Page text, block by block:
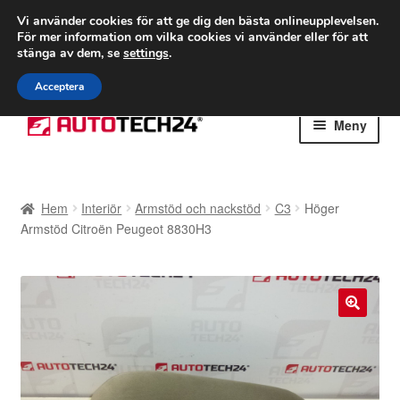
FRAKT från 75 kr
Världsomspännande frakt
Ring 766 924 713
Hoppa
till
Hoppa
till
Meny
Betalningar
Kolla upp
Hem Interiör Armstöd och nackstöd C3
Höger
Armstöd Citroën Peugeot 8830H3
Vi använder cookies för att ge dig den bästa onlineupplevelsen.
För mer information om vilka cookies vi använder eller för att
stänga av dem, se settings.
Acceptera